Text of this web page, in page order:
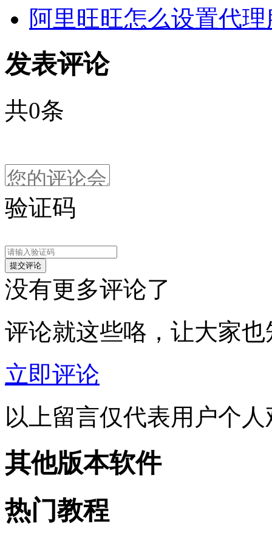
阿里旺旺怎么设置代
发表评论
共0条
验证码
没有更多评论了
评论就这些咯，让大家
立即评论
以上留言仅代表用户个
其他版本软件
热门教程